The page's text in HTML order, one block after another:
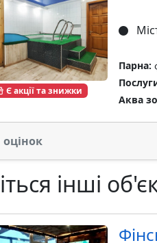
Є акції та знижки
Парна:
Аква
інші